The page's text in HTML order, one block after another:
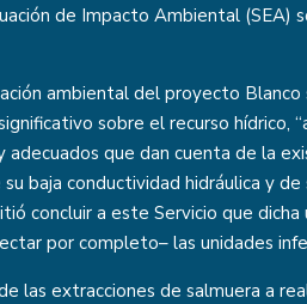
de Impacto Ambiental (SEA)
ambiental del proyecto
sobre el recurso hídrico,
adecuados que dan cuenta de la
baja conductividad hidráulica y
concluir a este Servicio que dicha
por completo– las unidades
las extracciones de salmuera a